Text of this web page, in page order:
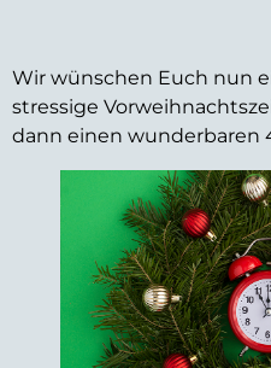
Wir wünschen Euch nun
stressige
dann einen wunderbaren